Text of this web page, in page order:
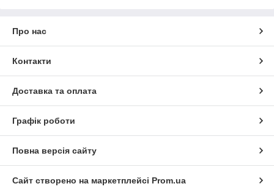
Про нас
Контакти
Доставка та оплата
Графік роботи
Повна версія сайту
Сайт створено на маркетплейсі Prom.ua